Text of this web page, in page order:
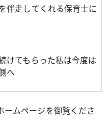
伴走してくれる保育士に
けてもらった私は今度は
へ
ムページを御覧くださ